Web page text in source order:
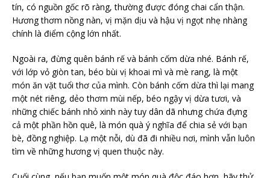
tín, có nguồn gốc rõ ràng, thường được đóng chai cẩn thận.
Hương thơm nồng nàn, vị mặn dịu và hậu vị ngọt nhẹ nhàng
chính là điểm cộng lớn nhất.
Ngoài ra, đừng quên bánh rế và bánh cốm dừa nhé. Bánh rế,
với lớp vỏ giòn tan, béo bùi vị khoai mì và mè rang, là một
món ăn vặt tuổi thơ của mình. Còn bánh cốm dừa thì lại mang
một nét riêng, dẻo thơm mùi nếp, béo ngậy vị dừa tươi, và
những chiếc bánh nhỏ xinh này tuy dân dã nhưng chứa đựng
cả một phần hồn quê, là món quà ý nghĩa để chia sẻ với bạn
bè, đồng nghiệp. Lạ một nỗi, dù đã đi nhiều nơi, mình vẫn luôn
tìm về những hương vị quen thuộc này.